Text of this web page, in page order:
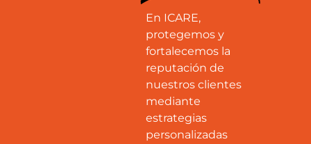
En ICARE,
protegemos y
fortalecemos la
reputación de
nuestros clientes
mediante
estrategias
personalizadas